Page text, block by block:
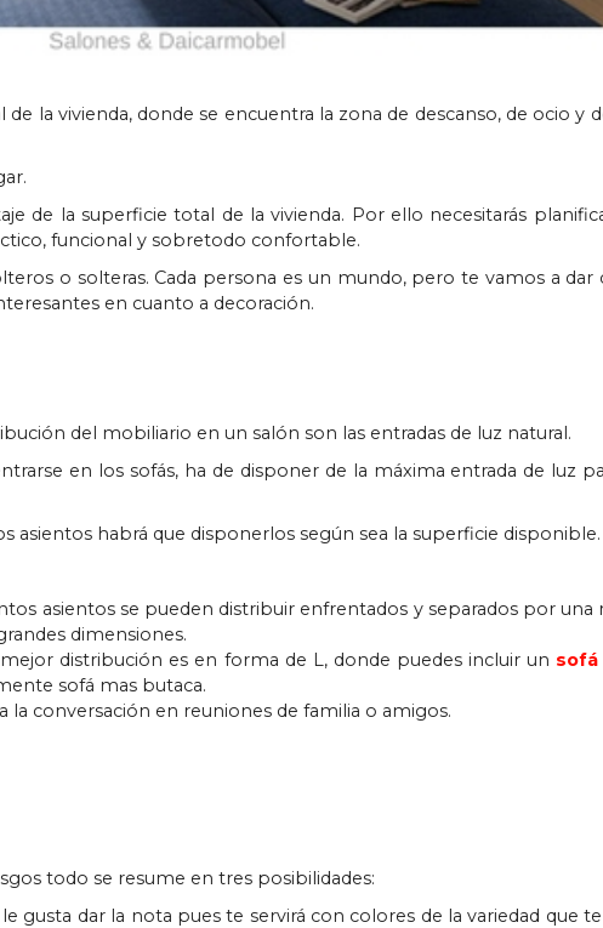
la vivienda, donde se encuentra la zona de descanso, de ocio y
de la superficie total de la vivienda. Por ello necesitarás
funcional y sobretodo confortable.
o solteras. Cada persona es un mundo, pero te vamos a dar
en cuanto a decoración.
del mobiliario en un salón son las entradas de luz natural.
en los sofás, ha de disponer de la máxima entrada de luz
asientos habrá que disponerlos según sea la superficie disponible.
asientos se pueden distribuir enfrentados y separados por
dimensiones.
distribución es en forma de L, donde puedes incluir un sofá
sofá mas butaca.
la conversación en reuniones de familia o amigos.
todo se resume en tres posibilidades:
gusta dar la nota pues te servirá con colores de la variedad que